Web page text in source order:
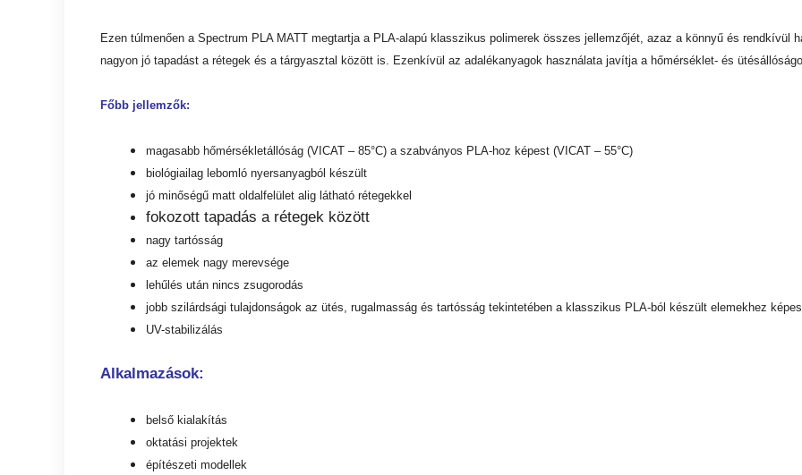
Ezen túlmenően a Spectrum PLA MATT megtartja a PLA-alapú klasszikus polimerek összes jellemzőjét, azaz a könnyű és rendkívül
nagyon jó tapadást a rétegek és a tárgyasztal között is. Ezenkívül az adalékanyagok használata javítja a hőmérséklet- és
Főbb jellemzők:
magasabb hőmérsékletállóság (VICAT – 85°C) a szabványos PLA-hoz képest (VICAT – 55°C)
biológiailag lebomló nyersanyagból készült
jó minőségű matt oldalfelület alig látható rétegekkel
fokozott tapadás a rétegek között
nagy tartósság
az elemek nagy merevsége
lehűlés után nincs zsugorodás
jobb szilárdsági tulajdonságok az ütés, rugalmasság és tartósság tekintetében a klasszikus PLA-ból készült elemekhez
UV-stabilizálás
Alkalmazások:
belső kialakítás
oktatási projektek
építészeti modellek